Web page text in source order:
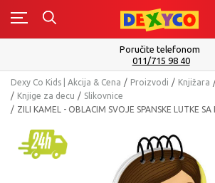
0
Isporuku možete
Dexy Co Kids | Akcija & Cena Proizvodi Knjižara
Knjige za decu
Slikovnice
ZILI KAMEL - OBLACIM SVOJE SPANSKE LUTKE